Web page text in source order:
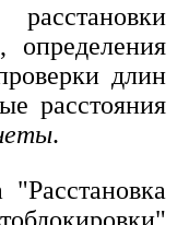
определения
длин
расстояния
.